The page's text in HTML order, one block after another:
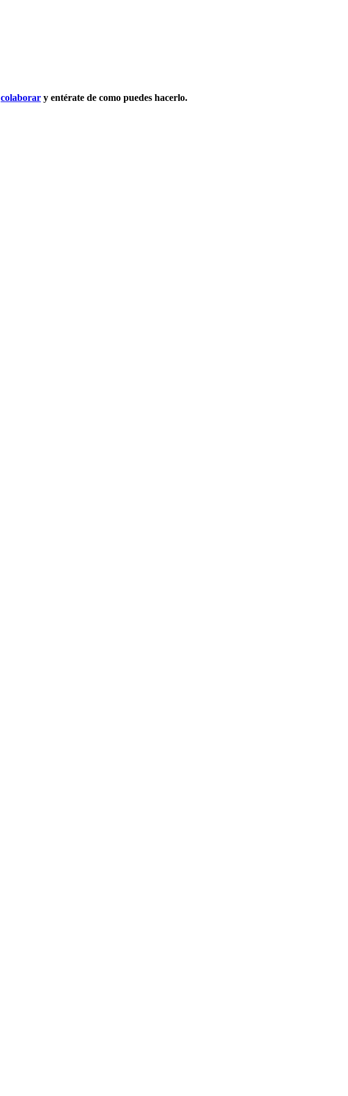
colaborar y entérate de como puedes hacerlo.